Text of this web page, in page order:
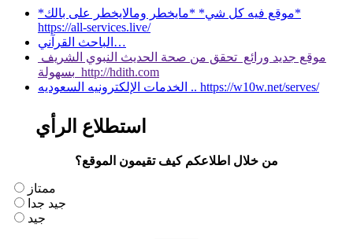
*موقع فيه كل شي* *مايخطر ومالايخطر على بالك*
https://all-services.live/
الباحث القرآني…
موقع جديد ورائع تحقق من صحة الحديث النبوي الشريف
بسهولة http://hdith.com
الخدمات الإلكترونيه السعوديه .. https://w10w.net/serves/
استطلاع الرأي
من خلال اطلاعكم كيف تقيمون الموقع؟
ممتاز
جيد جدا
جيد